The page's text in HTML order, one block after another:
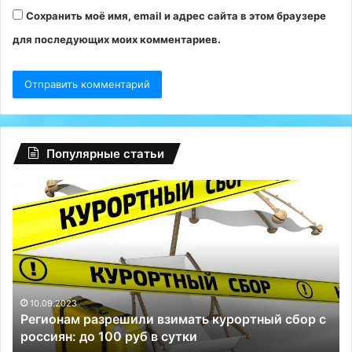
Сохранить моё имя, email и адрес сайта в этом браузере
для последующих моих комментариев.
Популярные статьи
сбор с
Глобальный
сбой
на
Facebook:
спасли
Телеграм
и
ВКонтакте
10.09.2023
Глобальный сбой на Facebook:
спасли Телеграм и ВКонтакте